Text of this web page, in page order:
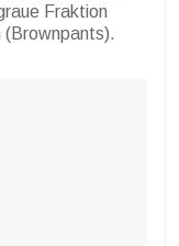
Fraktion
(Brownpants).